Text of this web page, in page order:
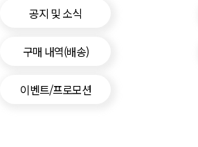
공지 및 소식
구매 내역(배송)
이벤트/프로모션